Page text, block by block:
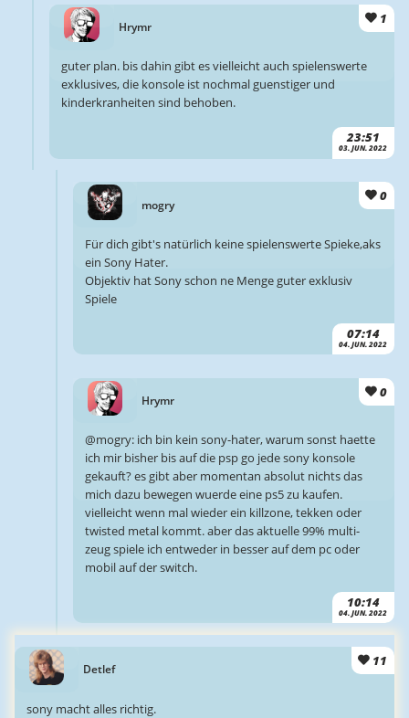
Hrymr
1
23:51
03. JUN. 2022
guter plan. bis dahin gibt es vielleicht auch spielenswerte
exklusives, die konsole ist nochmal guenstiger und
kinderkranheiten sind behoben.
mogry
0
07:14
04. JUN. 2022
Für dich gibt's natürlich keine spielenswerte Spieke,aks
ein Sony Hater.
Objektiv hat Sony schon ne Menge guter exklusiv
Spiele
Hrymr
0
10:14
04. JUN. 2022
@mogry: ich bin kein sony-hater, warum sonst haette
ich mir bisher bis auf die psp go jede sony konsole
gekauft? es gibt aber momentan absolut nichts das
mich dazu bewegen wuerde eine ps5 zu kaufen.
vielleicht wenn mal wieder ein killzone, tekken oder
twisted metal kommt. aber das aktuelle 99% multi-
zeug spiele ich entweder in besser auf dem pc oder
mobil auf der switch.
Detlef
11
sony macht alles richtig.